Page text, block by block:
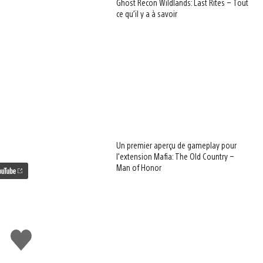
J'aime
Ghost Recon Wildlands: Last Rites – Tout
ce qu’il y a à savoir
Un premier aperçu de gameplay pour
l’extension Mafia: The Old Country –
Man of Honor